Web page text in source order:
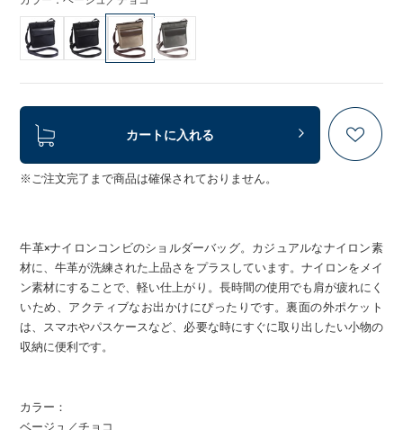
カートに入れる
※ご注文完了まで商品は確保されておりません。
牛革×ナイロンコンビのショルダーバッグ。カジュアルなナイロン素
材に、牛革が洗練された上品さをプラスしています。ナイロンをメイ
ン素材にすることで、軽い仕上がり。長時間の使用でも肩が疲れにく
いため、アクティブなお出かけにぴったりです。裏面の外ポケット
は、スマホやパスケースなど、必要な時にすぐに取り出したい小物の
収納に便利です。
カラー：
ベージュ／チョコ